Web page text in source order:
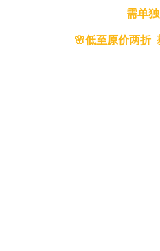
需单
🌸低至原价两折